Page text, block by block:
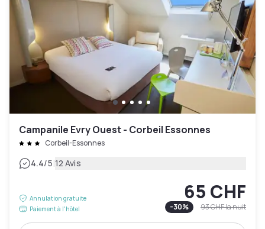
Campanile Evry Ouest - Corbeil Essonnes
Corbeil-Essonnes
4.4/5|12 Avis
Annulation gratuite
Paiement à l'hôtel
65 CHF
-30% 93 CHFla nuit